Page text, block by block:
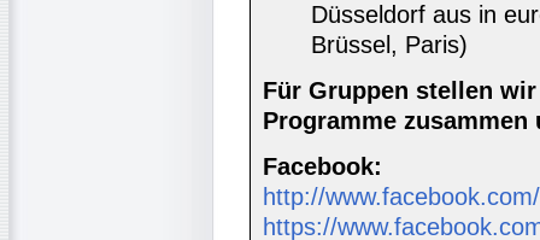
Düsseldorf aus in
Brüssel, Paris)
Für Gruppen stellen
Programme zusammen
Facebook:
http://
https://